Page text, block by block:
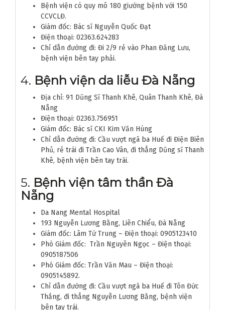
Bệnh viện có quy mô 180 giường bệnh với 150
CCVCLĐ.
Giám đốc: Bác sĩ Nguyễn Quốc Đạt
Điện thoại: 02363.624283
Chỉ dẫn đường đi: Đi 2/9 rẻ vào Phan Đăng Lưu,
bệnh viện bên tay phải.
4. Bệnh viện da liễu Đà Nẵng
Địa chỉ: 91 Dũng Sĩ Thanh Khê, Quân Thanh Khê, Đà
Nẵng
Điện thoại: 02363.756951
Giám đốc: Bác sĩ CKI Kim Văn Hùng
Chỉ dẫn đường đi: Cầu vượt ngã ba Huế đi Điện Biên
Phủ, rẻ trái đi Trần Cao Vân, đi thẳng Dũng sĩ Thanh
Khê, bệnh viện bên tay trái.
5. Bệnh viện tâm thần Đà
Nẵng
Da Nang Mental Hospital
193 Nguyễn Lương Bằng, Liên Chiểu, Đà Nẵng
Giám đốc: Lâm Tứ Trung – Điện thoại: 0905123410
Phó Giám đốc: Trần Nguyên Ngọc – Điện thoại:
0905187506
Phó Giám đốc: Trần Văn Mau – Điện thoại:
0905145892.
Chỉ dẫn đường đi: Cầu vượt ngã ba Huế đi Tôn Đức
Thắng, đi thẳng Nguyễn Lương Bằng, bệnh viện
bên tay trái.